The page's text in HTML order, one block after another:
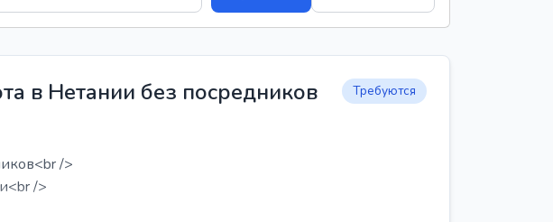
в Нетании без посредников Требуются
/>
/>